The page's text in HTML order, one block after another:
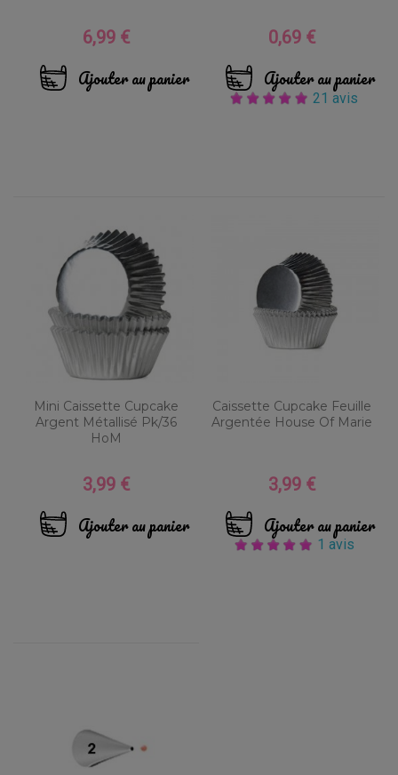
Prix
6,99 €
Ajouter au panier
Prix
0,69 €
Ajouter au panier
21 avis
Mini Caissette Cupcake
Argent Métallisé Pk/36
HoM
Prix
3,99 €
Ajouter au panier
Caissette Cupcake Feuille
Argentée House Of Marie
Prix
3,99 €
Ajouter au panier
1 avis